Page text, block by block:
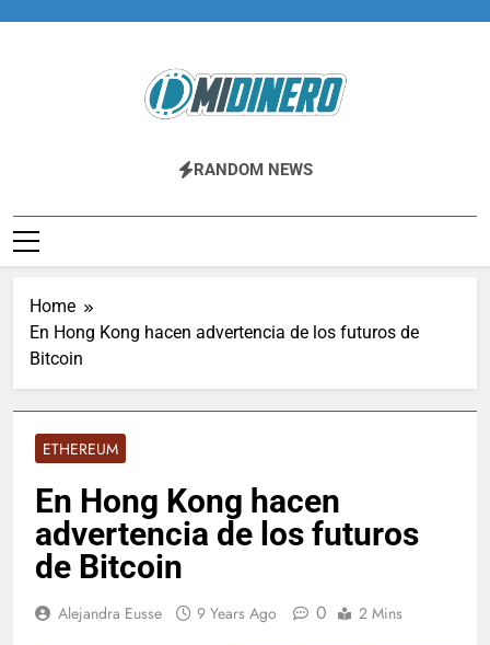
Midinero.co
Fintech, Criptomonedas
RANDOM NEWS
Home
En Hong Kong hacen advertencia de los futuros de
Bitcoin
ETHEREUM
En Hong Kong hacen
advertencia de los futuros
de Bitcoin
Alejandra Eusse 9 Years Ago 0 2 Mins